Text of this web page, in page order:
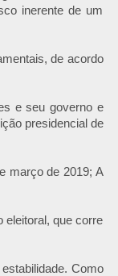
inerente de um
de acordo
e seu governo e
presidencial de
março de 2019; A
eleitoral, que corre
Como